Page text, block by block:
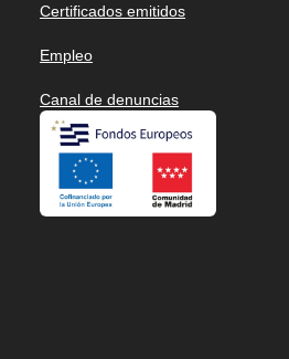
Certificados emitidos
Empleo
Canal de denuncias